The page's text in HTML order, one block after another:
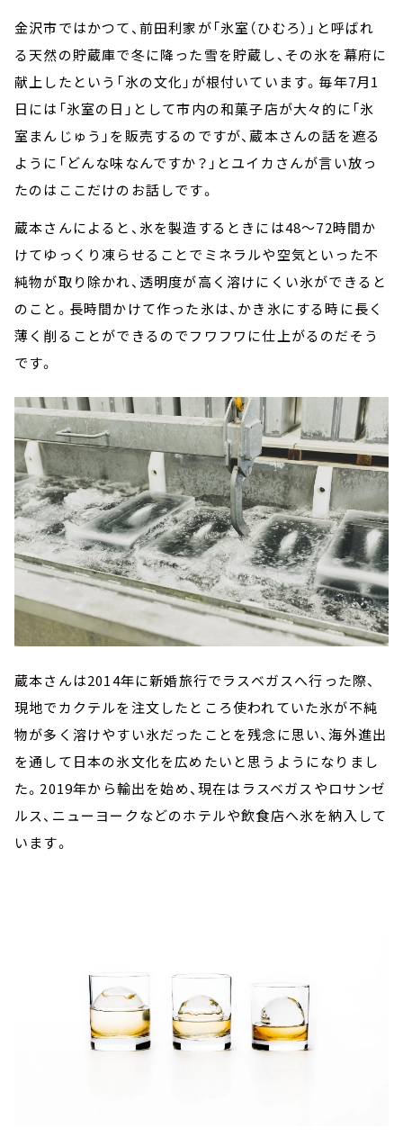
金沢市ではかつて、前田利家が「氷室（ひむろ）」と呼ばれ
る天然の貯蔵庫で冬に降った雪を貯蔵し、その氷を幕府に
献上したという「氷の文化」が根付いています。毎年7月1
日には「氷室の日」として市内の和菓子店が大々的に「氷
室まんじゅう」を販売するのですが、蔵本さんの話を遮る
ように「どんな味なんですか？」とユイカさんが言い放っ
たのはここだけのお話しです。
蔵本さんによると、氷を製造するときには48～72時間か
けてゆっくり凍らせることでミネラルや空気といった不
純物が取り除かれ、透明度が高く溶けにくい氷ができると
のこと。長時間かけて作った氷は、かき氷にする時に長く
薄く削ることができるのでフワフワに仕上がるのだそう
です。
蔵本さんは2014年に新婚旅行でラスベガスへ行った際、
現地でカクテルを注文したところ使われていた氷が不純
物が多く溶けやすい氷だったことを残念に思い、海外進出
を通して日本の氷文化を広めたいと思うようになりまし
た。2019年から輸出を始め、現在はラスベガスやロサンゼ
ルス、ニューヨークなどのホテルや飲食店へ氷を納入して
います。